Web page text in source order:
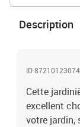
Description
ID
Cette
excellent
votre jardin,